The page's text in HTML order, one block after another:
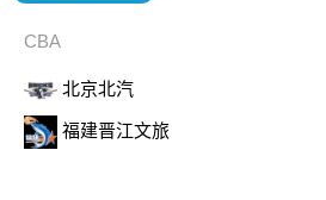
CBA
北京北汽
福建晋江文旅